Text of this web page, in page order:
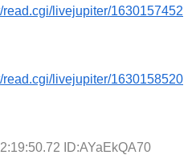
read.cgi/livejupiter/1630157452
read.cgi/livejupiter/1630158520
ID:AYaEkQA70